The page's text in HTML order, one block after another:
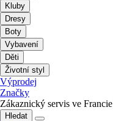
Kluby
Dresy
Boty
Vybavení
Děti
Životní styl
Výprodej
Značky
Zákaznický servis ve Francie
Hledat